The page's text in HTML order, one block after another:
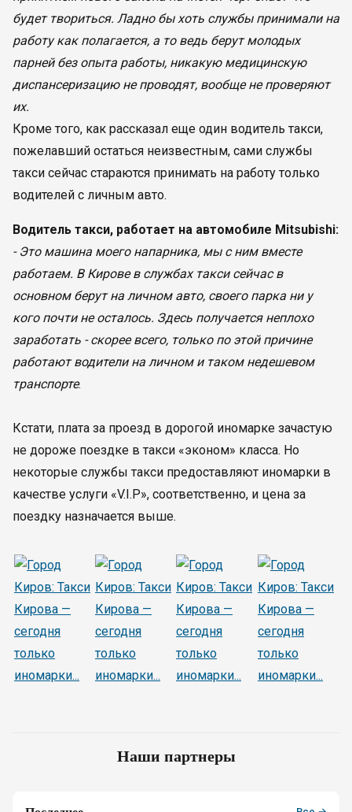
будет твориться. Ладно бы хоть службы принимали на
работу как полагается, а то ведь берут молодых
парней без опыта работы, никакую медицинскую
диспансеризацию не проводят, вообще не проверяют
их.
Кроме того, как рассказал еще один водитель такси,
пожелавший остаться неизвестным, сами службы
такси сейчас стараются принимать на работу только
водителей с личным авто.
Водитель такси, работает на автомобиле Mitsubishi:
- Это машина моего напарника, мы с ним вместе
работаем. В Кирове в службах такси сейчас в
основном берут на личном авто, своего парка ни у
кого почти не осталось. Здесь получается неплохо
заработать - скорее всего, только по этой причине
работают водители на личном и таком недешевом
транспорте.
Кстати, плата за проезд в дорогой иномарке зачастую
не дороже поездке в такси «эконом» класса. Но
некоторые службы такси предоставляют иномарки в
качестве услуги «V.I.P», соответственно, и цена за
поездку назначается выше.
Наши партнеры